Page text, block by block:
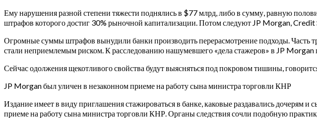
Ему нарушения разной степени тяжести поднялись в $77 млрд, либо в сумму, равную
штрафов которого достиг 30% рыночной капитализации. Потом следуют JP Morgan,
Огромные суммы штрафов вынудили банки производить перерасмотрение подходы.
стали неприемлемым риском. К расследованию нашумевшего «дела стажеров» в JP Morgan
Сейчас одолжения щекотливого свойства будут выясняться под покровом тишины,
JP Morgan был уличен в незаконном приеме на работу сына министра торговли КНР
Издание имеет в виду приглашения стажироваться в банке, каковые раздавались дочерям
приеме на работу сына министра торговли КНР. Органы следствия сочли подобную